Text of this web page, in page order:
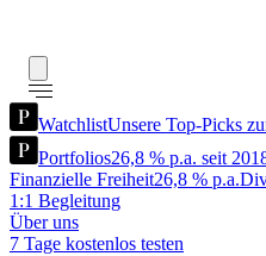
WatchlistUnsere Top-Picks
Portfolios26,8 % p.a. seit
Finanzielle Freiheit26,8 % p.a.
1:1 Begleitung
Über uns
7 Tage kostenlos testen